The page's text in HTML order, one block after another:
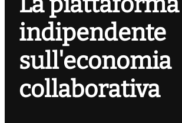
indipendente
sull'economia
collaborativa